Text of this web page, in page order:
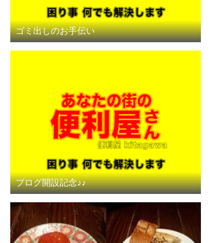
ゴミ出しのお手伝い
ブログ開設記念♪♪